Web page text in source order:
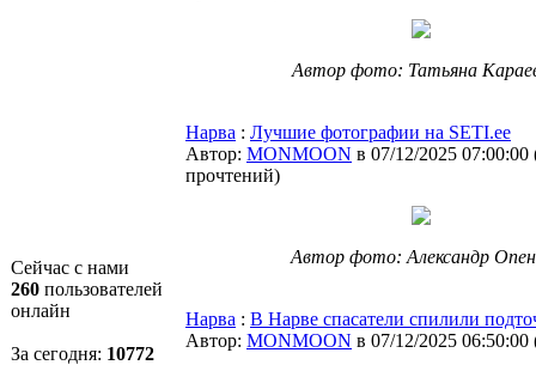
Сейчас с нами
260 пользователей
онлайн
За сегодня: 10772
Автор фото: Татьяна
Нарва : Лучшие фотографии на SETI.ee
Автор: MONMOON в 07/12/2025 07:00:00
прочтений)
Автор фото: Александр
Нарва : В Нарве спасатели спилили
Автор: MONMOON в 07/12/2025 06:50:00